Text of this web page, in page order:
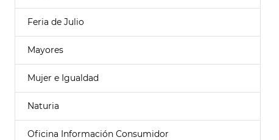
Feria de Julio
Mayores
Mujer e Igualdad
Naturia
Oficina Información Consumidor